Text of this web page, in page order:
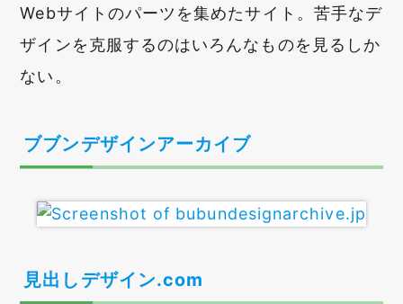
Webサイトのパーツを集めたサイト。苦手なデ
ザインを克服するのはいろんなものを見るしか
ない。
ブブンデザインアーカイブ
見出しデザイン.com